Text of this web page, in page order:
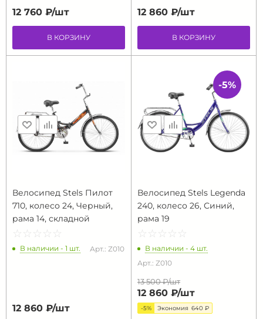
12 760 ₽/шт
В КОРЗИНУ
12 860 ₽/шт
В КОРЗИНУ
Велосипед Stels Пилот
710, колесо 24, Черный,
рама 14, складной
☆ ☆ ☆ ☆ ☆
★ ★ ★ ★ ★
В наличии - 1 шт. Арт.: Z010
12 860 ₽/шт
Велосипед Stels Legenda
240, колесо 26, Синий,
рама 19
☆ ☆ ☆ ☆ ☆
★ ★ ★ ★ ★
В наличии - 4 шт.
Арт.: Z010
13 500 ₽/шт
12 860 ₽/шт
-5% Экономия 640 ₽
-5%